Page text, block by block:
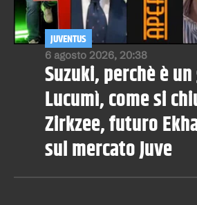
6 agosto 2026, 20:38
JUVENTUS
Suzuki, perchè è
Lucumì, come si
Zirkzee, futuro
sul mercato Juve